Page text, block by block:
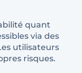
quant
via des
utilisateurs
risques.